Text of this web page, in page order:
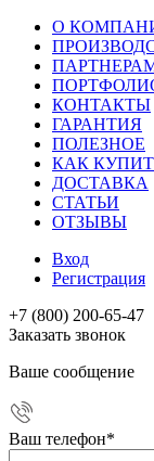
О
КОНТАКТЫ
ГАРАНТИЯ
ПОЛЕЗНОЕ
КАК
ДОСТАВКА
СТАТЬИ
ОТЗЫВЫ
Вход
Регистрация
+7 (800) 200-65-47
Заказать звонок
Ваше сообщение
Ваш телефон*